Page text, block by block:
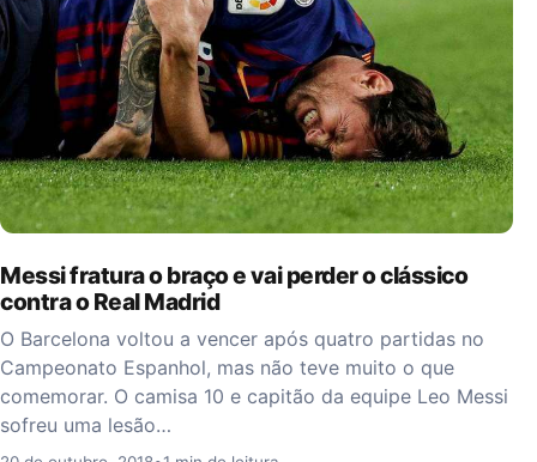
Messi fratura o braço e vai perder o clássico
contra o Real Madrid
O Barcelona voltou a vencer após quatro partidas no
Campeonato Espanhol, mas não teve muito o que
comemorar. O camisa 10 e capitão da equipe Leo Messi
sofreu uma lesão…